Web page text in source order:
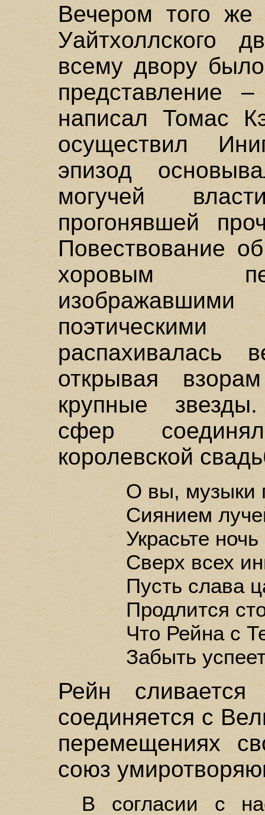
Вечером того
Уайтхоллского
всему двору
представление
написал Томас
осуществил
эпизод
могучей
прогонявшей
Повествование
хоровым
распахивалась
открывая
крупные
сфер
королевской
О вы, музыки
Сиянием
Украсьте
Сверх всех
Пусть слава
Продлится
Что Рейна с
Забыть
Рейн
соединяется с
перемещениях
союз
В согласии с